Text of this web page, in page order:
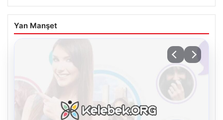
Yan Manşet